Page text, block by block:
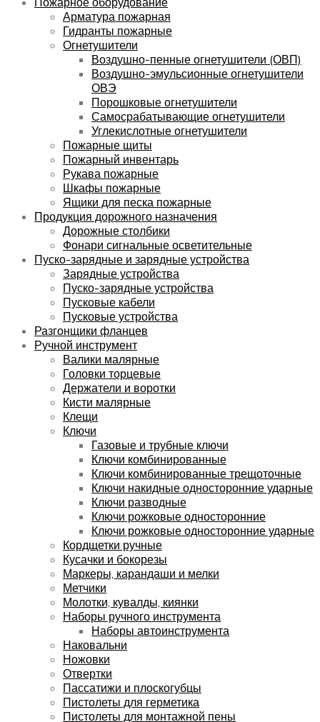
Арматура пожарная
Гидранты пожарные
Огнетушители
Воздушно-пенные огнетушители (ОВП)
Воздушно-эмульсионные огнетушители
ОВЭ
Порошковые огнетушители
Самосрабатывающие огнетушители
Углекислотные огнетушители
Пожарные щиты
Пожарный инвентарь
Рукава пожарные
Шкафы пожарные
Ящики для песка пожарные
Продукция дорожного назначения
Дорожные столбики
Фонари сигнальные осветительные
Пуско-зарядные и зарядные устройства
Зарядные устройства
Пуско-зарядные устройства
Пусковые кабели
Пусковые устройства
Разгонщики фланцев
Ручной инструмент
Валики малярные
Головки торцевые
Держатели и воротки
Кисти малярные
Клещи
Ключи
Газовые и трубные ключи
Ключи комбинированные
Ключи комбинированные трещоточные
Ключи накидные односторонние ударные
Ключи разводные
Ключи рожковые односторонние
Ключи рожковые односторонние ударные
Кордщетки ручные
Кусачки и бокорезы
Маркеры, карандаши и мелки
Метчики
Молотки, кувалды, киянки
Наборы ручного инструмента
Наборы автоинструмента
Наковальни
Ножовки
Отвертки
Пассатижи и плоскогубцы
Пистолеты для герметика
Пистолеты для монтажной пены